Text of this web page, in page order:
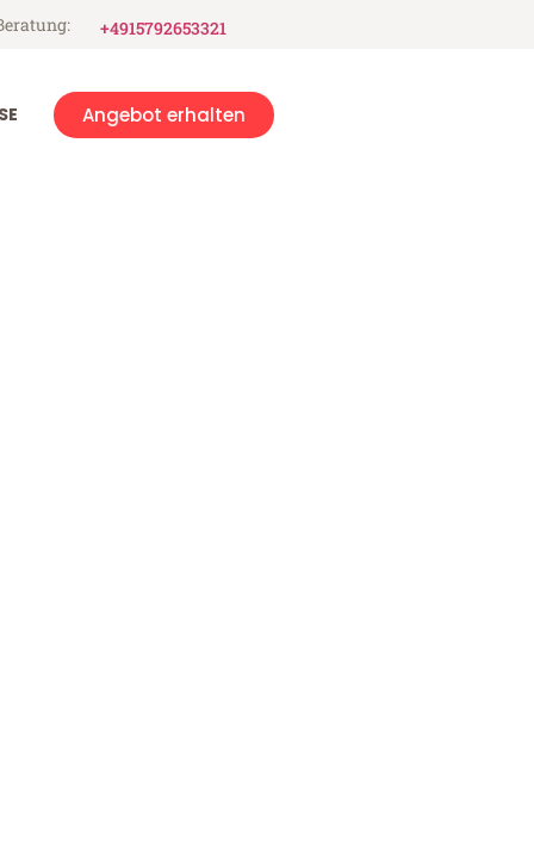
+4915792653321
Angebot erhalten